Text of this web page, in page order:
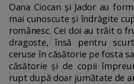
Oana Ciocan și Jador au
mai cunoscute și îndrăgite
românesc. Cei doi au trăit o
dragoste, însă pentru
ceruse în căsătorie pe fosta
căsătorie și de copii
rupt după doar jumătate de